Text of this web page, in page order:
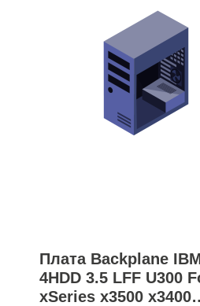
Плата Backplane
4HDD 3.5 LFF U300
xSeries x3500 x3400